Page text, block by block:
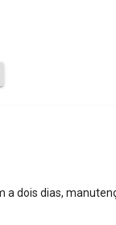
dois dias,